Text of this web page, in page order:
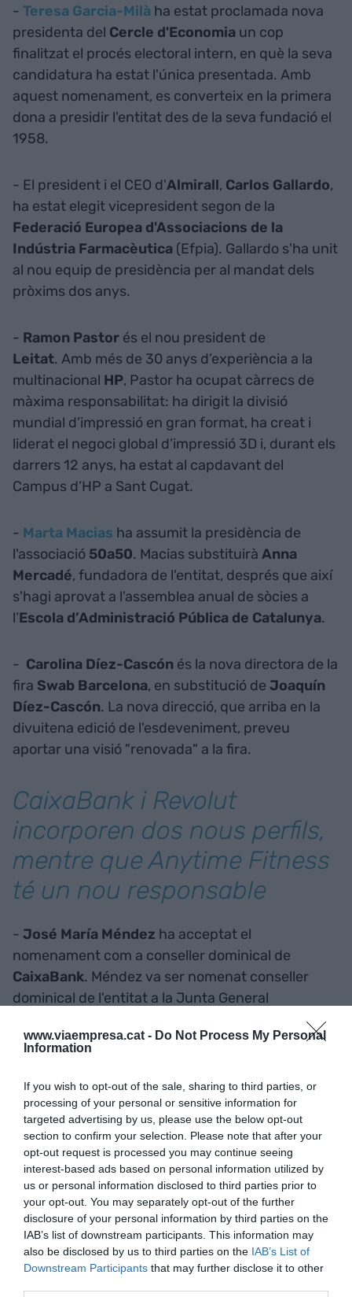
www.viaempresa.cat - Do Not Process My Personal
Information
If you wish to opt-out of the sale, sharing to third parties, or
processing of your personal or sensitive information for
targeted advertising by us, please use the below opt-out
section to confirm your selection. Please note that after your
opt-out request is processed you may continue seeing
interest-based ads based on personal information utilized by
us or personal information disclosed to third parties prior to
your opt-out. You may separately opt-out of the further
disclosure of your personal information by third parties on the
IAB’s list of downstream participants. This information may
also be disclosed by us to third parties on the IAB’s List of
Downstream Participants that may further disclose it to other
- Teresa Garcia-Milà ha estat proclamada nova
presidenta del Cercle d'Economia un cop
finalitzat el procés electoral intern, en què la seva
candidatura ha estat l'única presentada. Amb
aquest nomenament, es converteix en la primera
dona a presidir l'entitat des de la seva fundació el
1958.
- El president i el CEO d'Almirall, Carlos Gallardo,
ha estat elegit vicepresident segon de la
Federació Europea d'Associacions de la
Indústria Farmacèutica (Efpia). Gallardo s'ha unit
al nou equip de presidència per al mandat dels
pròxims dos anys.
- Ramon Pastor és el nou president de
Leitat. Amb més de 30 anys d’experiència a la
multinacional HP, Pastor ha ocupat càrrecs de
màxima responsabilitat: ha dirigit la divisió
mundial d’impressió en gran format, ha creat i
liderat el negoci global d’impressió 3D i, durant els
darrers 12 anys, ha estat al capdavant del
Campus d’HP a Sant Cugat.
- Marta Macias ha assumit la presidència de
l'associació 50a50. Macias substituirà Anna
Mercadé, fundadora de l'entitat, després que així
s'hagi aprovat a l'assemblea anual de sòcies a
l’Escola d’Administració Pública de Catalunya.
- Carolina Díez-Cascón és la nova directora de la
fira Swab Barcelona, en substitució de Joaquín
Díez-Cascón. La nova direcció, que arriba en la
divuitena edició de l'esdeveniment, preveu
aportar una visió "renovada" a la fira.
CaixaBank i Revolut
incorporen dos nous perfils,
mentre que Anytime Fitness
té un nou responsable
- José María Méndez ha acceptat el
nomenament com a conseller dominical de
CaixaBank. Méndez va ser nomenat conseller
dominical de l'entitat a la Junta General
CEO deRevoluta Europa Occidental. Cossa-
Dumurgier disposa de més de 20 anys
d'experiència professional a alts càrrecs, com ara
al ministeri de finances de França,McKinsey
BNP Paribas .
Francisco Gomisés el nou responsable de Real
Estate d'Anytime Fitness. Gomis disposa d'un
ampli currículum, després d'haver treballat a